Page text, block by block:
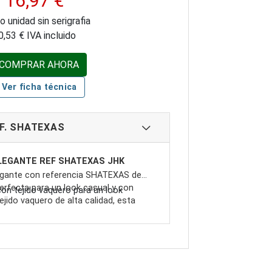
unidad sin serigrafia
€ IVA incluido
AHORA
Ver ficha técnica
SHATEXAS
REF SHATEXAS JHK
con referencia SHATEXAS de
para un look casual y con
vaquero de alta calidad, esta
y durabilidad. Con manga larga y
un diseño versátil que se adapta a
funcionalidad a su estilo. Ya
tejido vaquero para un look
sin botones para mayor